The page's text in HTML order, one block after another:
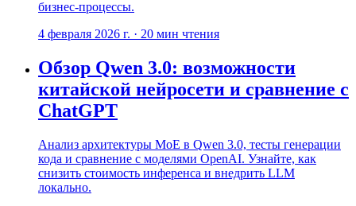
бизнес-процессы.
4 февраля 2026 г. · 20 мин чтения
Обзор Qwen 3.0: возможности
китайской нейросети и сравнение с
ChatGPT
Анализ архитектуры MoE в Qwen 3.0, тесты генерации
кода и сравнение с моделями OpenAI. Узнайте, как
снизить стоимость инференса и внедрить LLM
локально.